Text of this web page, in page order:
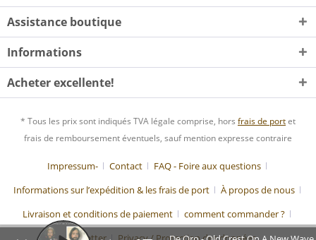
Assistance boutique
Informations
Acheter excellente!
* Tous les prix sont indiqués TVA légale comprise, hors frais de portet
frais de remboursement éventuels, sauf mention expresse contraire
Impressum- Contact
FAQ - Foire aux questions
Informations sur l’expédition & les frais de port
À propos de nous
Livraison et conditions de paiement
comment commander ?